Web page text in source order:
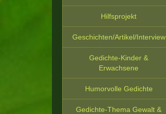
Hilfsprojekt
Geschichten/Artikel/Interview
Gedichte-Kinder &
Erwachsene
Humorvolle Gedichte
Gedichte-Thema Gewalt &